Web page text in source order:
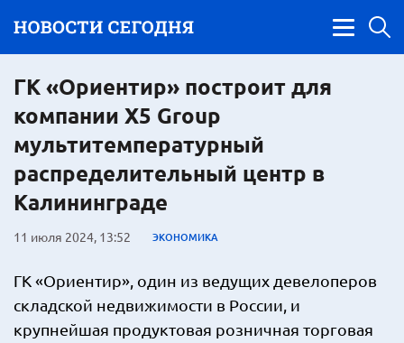
ГК «Ориентир» построит для
компании X5 Group
мультитемпературный
распределительный центр в
Калининграде
11 июля 2024, 13:52 ЭКОНОМИКА
ГК «Ориентир», один из ведущих девелоперов
складской недвижимости в России, и
крупнейшая продуктовая розничная торговая